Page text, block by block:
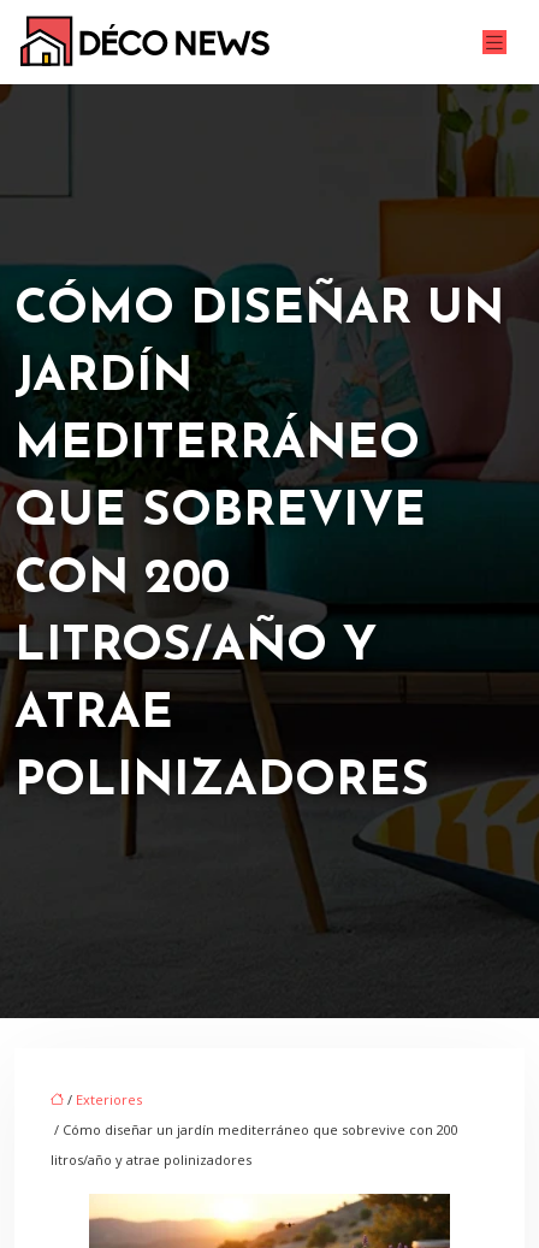
CÓMO DISEÑAR UN
JARDÍN
MEDITERRÁNEO
QUE SOBREVIVE
CON 200
LITROS/AÑO Y
ATRAE
POLINIZADORES
/ Exteriores
/ Cómo diseñar un jardín mediterráneo que sobrevive con 200
litros/año y atrae polinizadores